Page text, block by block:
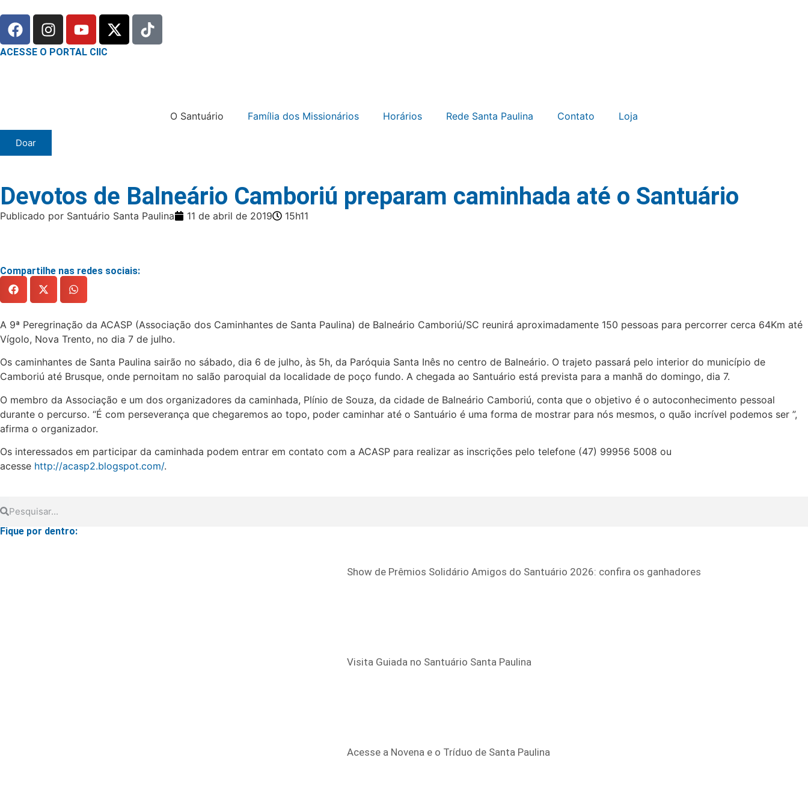
ACESSE O PORTAL CIIC
O Santuário Família dos Missionários Horários Rede Santa Paulina Contato Loja
Doar
Devotos de Balneário Camboriú preparam caminhada até o Santuário
Publicado por Santuário Santa Paulina 11 de abril de 2019 15h11
Compartilhe nas redes sociais:
A 9ª Peregrinação da ACASP (Associação dos Caminhantes de Santa Paulina) de Balneário Camboriú/SC reunirá aproximadamente 150 pessoas para percorrer cerca 64Km até
Vígolo, Nova Trento, no dia 7 de julho.
Os caminhantes de Santa Paulina sairão no sábado, dia 6 de julho, às 5h, da Paróquia Santa Inês no centro de Balneário. O trajeto passará pelo interior do município de
Camboriú até Brusque, onde pernoitam no salão paroquial da localidade de poço fundo. A chegada ao Santuário está prevista para a manhã do domingo, dia 7.
O membro da Associação e um dos organizadores da caminhada, Plínio de Souza, da cidade de Balneário Camboriú, conta que o objetivo é o autoconhecimento pessoal
durante o percurso. “É com perseverança que chegaremos ao topo, poder caminhar até o Santuário é uma forma de mostrar para nós mesmos, o quão incrível podemos ser ”,
afirma o organizador.
Os interessados em participar da caminhada podem entrar em contato com a ACASP para realizar as inscrições pelo telefone (47) 99956 5008 ou
acesse http://acasp2.blogspot.com/.
Fique por dentro:
Show de Prêmios Solidário Amigos do Santuário 2026: confira os ganhadores
Visita Guiada no Santuário Santa Paulina
Acesse a Novena e o Tríduo de Santa Paulina